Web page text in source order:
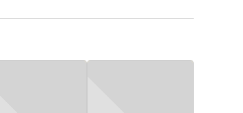
יצאתי ב חצי שעה